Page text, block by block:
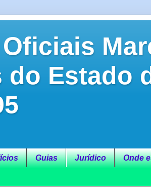
do Estado
Guias Jurídico Onde